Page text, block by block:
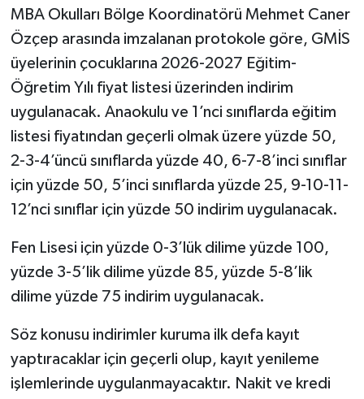
MBA Okulları Bölge Koordinatörü Mehmet Caner
Özçep arasında imzalanan protokole göre, GMİS
üyelerinin çocuklarına 2026-2027 Eğitim-
Öğretim Yılı fiyat listesi üzerinden indirim
uygulanacak. Anaokulu ve 1’nci sınıflarda eğitim
listesi fiyatından geçerli olmak üzere yüzde 50,
2-3-4’üncü sınıflarda yüzde 40, 6-7-8’inci sınıflar
için yüzde 50, 5’inci sınıflarda yüzde 25, 9-10-11-
12’nci sınıflar için yüzde 50 indirim uygulanacak.
Fen Lisesi için yüzde 0-3’lük dilime yüzde 100,
yüzde 3-5’lik dilime yüzde 85, yüzde 5-8’lik
dilime yüzde 75 indirim uygulanacak.
Söz konusu indirimler kuruma ilk defa kayıt
yaptıracaklar için geçerli olup, kayıt yenileme
işlemlerinde uygulanmayacaktır. Nakit ve kredi